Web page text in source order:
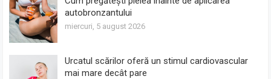
autobronzantului
miercuri, 5 august 2026
Urcatul scărilor oferă un stimul cardiovascular
mai mare decât pare